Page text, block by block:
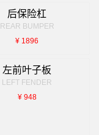
后保险杠
REAR BUMPER
¥ 1896
左前叶子板
LEFT FENDER
¥ 948